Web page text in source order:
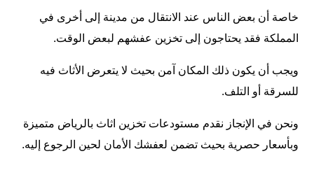
خاصة أن بعض الناس عند الانتقال من مدينة إلى أخرى في
المملكة فقد يحتاجون إلى تخزين عفشهم لبعض الوقت.
ويجب أن يكون ذلك المكان آمن بحيث لا يتعرض الأثاث فيه
للسرقة أو التلف.
ونحن في الإنجاز نقدم مستودعات تخزين اثاث بالرياض متميزة
وبأسعار حصرية بحيث تضمن لعفشك الأمان لحين الرجوع إليه.